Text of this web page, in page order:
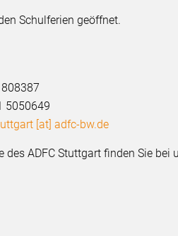
Schulferien geöffnet.
5050649
[at] adfc-bw.de
des ADFC Stuttgart finden Sie bei